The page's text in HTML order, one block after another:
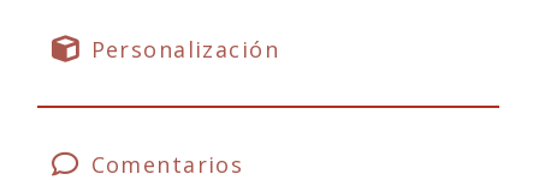
Personalización
Comentarios